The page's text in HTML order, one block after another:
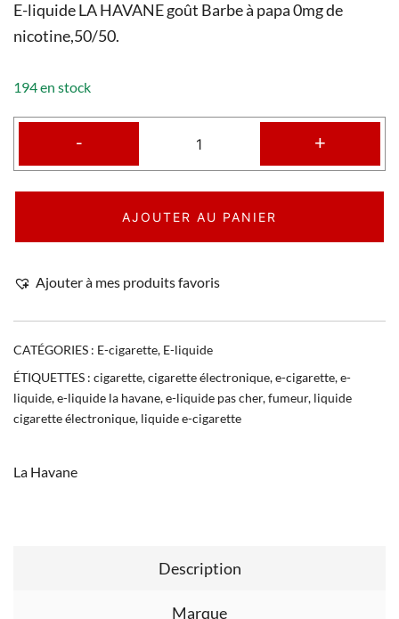
E-liquide LA HAVANE goût Barbe à papa 0mg de
nicotine,50/50.
194 en stock
- +
AJOUTER AU PANIER
Ajouter à mes produits favoris
CATÉGORIES : E-cigarette, E-liquide
ÉTIQUETTES : cigarette,cigarette électronique,e-cigarette,e-
liquide,e-liquide la havane,e-liquide pas cher,fumeur, liquide
cigarette électronique, liquide e-cigarette
La Havane
Description
Marque